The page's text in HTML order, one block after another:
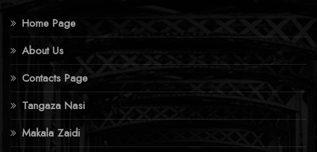
Home Page
About Us
Contacts Page
Tangaza Nasi
Makala Zaidi